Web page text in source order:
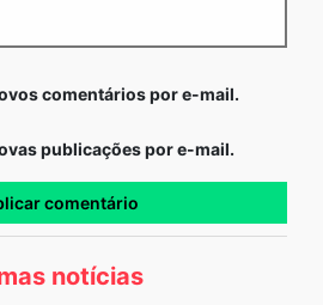
comentários por e-mail.
publicações por e-mail.
notícias